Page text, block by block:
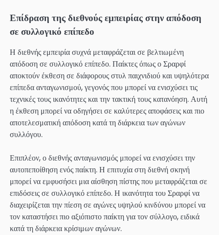
Επίδραση της διεθνούς εμπειρίας στην απόδοση
σε συλλογικό επίπεδο
Η διεθνής εμπειρία συχνά μεταφράζεται σε βελτιωμένη
απόδοση σε συλλογικό επίπεδο. Παίκτες όπως ο Σραρφί
αποκτούν έκθεση σε διάφορους στυλ παιχνιδιού και υψηλότερα
επίπεδα ανταγωνισμού, γεγονός που μπορεί να ενισχύσει τις
τεχνικές τους ικανότητες και την τακτική τους κατανόηση. Αυτή
η έκθεση μπορεί να οδηγήσει σε καλύτερες αποφάσεις και πιο
αποτελεσματική απόδοση κατά τη διάρκεια των αγώνων
συλλόγου.
Επιπλέον, ο διεθνής ανταγωνισμός μπορεί να ενισχύσει την
αυτοπεποίθηση ενός παίκτη. Η επιτυχία στη διεθνή σκηνή
μπορεί να εμφυσήσει μια αίσθηση πίστης που μεταφράζεται σε
επιδόσεις σε συλλογικό επίπεδο. Η ικανότητα του Σραρφί να
διαχειρίζεται την πίεση σε αγώνες υψηλού κινδύνου μπορεί να
τον καταστήσει πιο αξιόπιστο παίκτη για τον σύλλογο, ειδικά
κατά τη διάρκεια κρίσιμων αγώνων.